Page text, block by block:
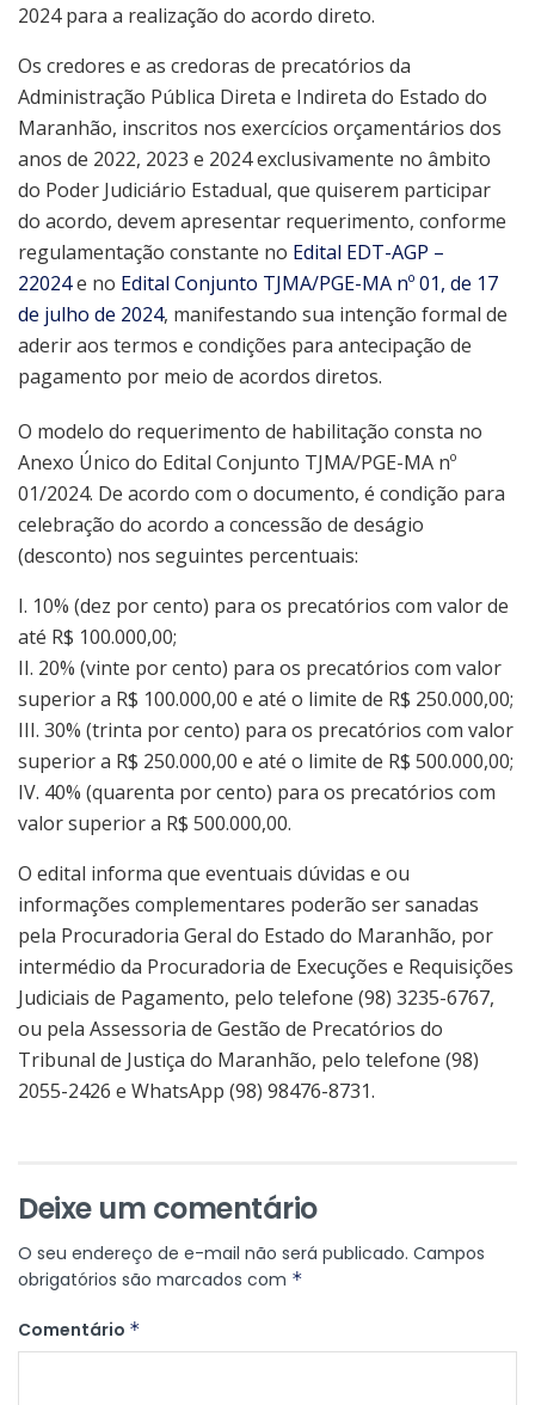
2024 para a realização do acordo direto.
Os credores e as credoras de precatórios da
Administração Pública Direta e Indireta do Estado do
Maranhão, inscritos nos exercícios orçamentários dos
anos de 2022, 2023 e 2024 exclusivamente no âmbito
do Poder Judiciário Estadual, que quiserem participar
do acordo, devem apresentar requerimento, conforme
regulamentação constante no Edital EDT-AGP –
22024e no Edital Conjunto TJMA/PGE-MA nº 01, de 17
de julho de 2024, manifestando sua intenção formal de
aderir aos termos e condições para antecipação de
pagamento por meio de acordos diretos.
O modelo do requerimento de habilitação consta no
Anexo Único do Edital Conjunto TJMA/PGE-MA nº
01/2024. De acordo com o documento, é condição para
celebração do acordo a concessão de deságio
(desconto) nos seguintes percentuais:
I. 10% (dez por cento) para os precatórios com valor de
até R$ 100.000,00;
II. 20% (vinte por cento) para os precatórios com valor
superior a R$ 100.000,00 e até o limite de R$ 250.000,00;
III. 30% (trinta por cento) para os precatórios com valor
superior a R$ 250.000,00 e até o limite de R$ 500.000,00;
IV. 40% (quarenta por cento) para os precatórios com
valor superior a R$ 500.000,00.
O edital informa que eventuais dúvidas e ou
informações complementares poderão ser sanadas
pela Procuradoria Geral do Estado do Maranhão, por
intermédio da Procuradoria de Execuções e Requisições
Judiciais de Pagamento, pelo telefone (98) 3235-6767,
ou pela Assessoria de Gestão de Precatórios do
Tribunal de Justiça do Maranhão, pelo telefone (98)
2055-2426 e WhatsApp (98) 98476-8731.
Deixe um comentário
O seu endereço de e-mail não será publicado. Campos
obrigatórios são marcados com *
Comentário *